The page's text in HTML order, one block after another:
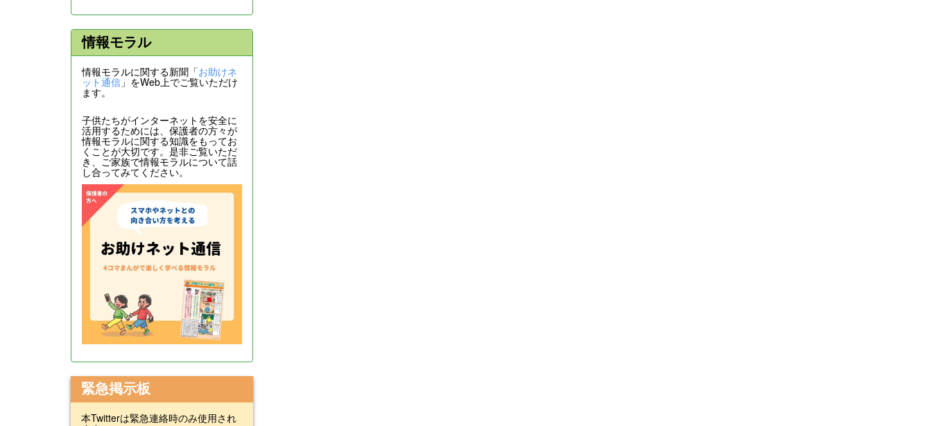
情報モラル
情報モラルに関する新聞「お助けネ
ット通信 」をWeb上でご覧いただけ
ます。
子供たちがインターネットを安全に
活用するためには、保護者の方々が
情報モラルに関する知識をもってお
くことが大切です。是非ご覧いただ
き、ご家族で情報モラルについて話
し合ってみてください。
緊急掲示板
本Twitterは緊急連絡時のみ使用され